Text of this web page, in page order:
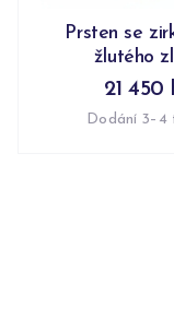
Prsten se
žlutého
21 450
Dodání 3–4